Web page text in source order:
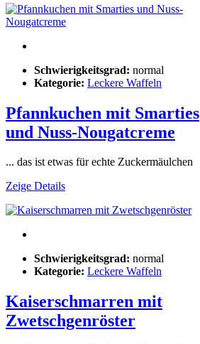
Schwierigkeitsgrad: normal
Kategorie: Leckere Waffeln
Pfannkuchen mit Smarties
und Nuss-Nougatcreme
... das ist etwas für echte Zuckermäulchen
Zeige Details
Schwierigkeitsgrad: normal
Kategorie: Leckere Waffeln
Kaiserschmarren mit
Zwetschgenröster